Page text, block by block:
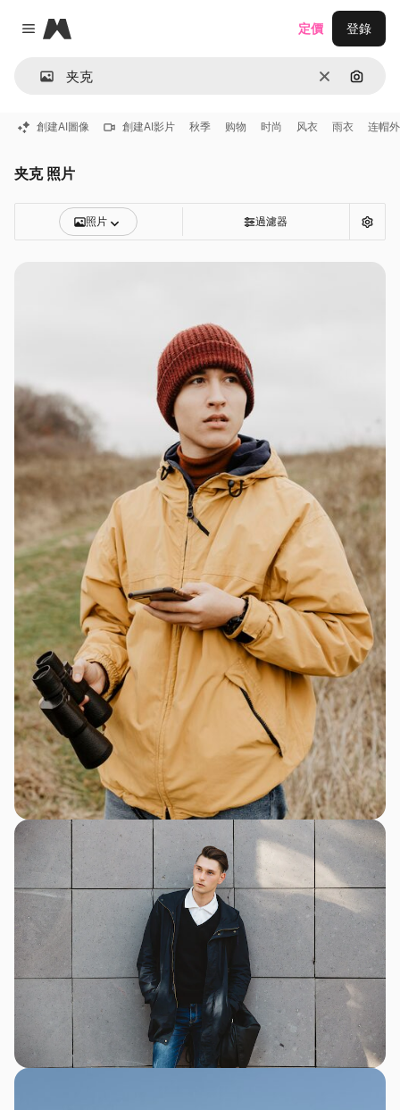
Close menu
Magnific
清除 通過圖
定價 登錄
創建AI圖像 創建AI影片 秋季 购物 时尚 风衣 雨衣 连帽
夹克 照片
照片 過濾器